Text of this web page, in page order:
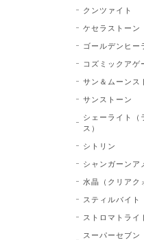
クンツァイト
ケセラストーン
ゴールデンヒー
コズミックアゲ
サン＆ムーンス
サンストーン
シェーライト（
ス）
シトリン
シャンガーンア
水晶（クリアク
スティルバイト
ストロマトライ
スーパーセブン